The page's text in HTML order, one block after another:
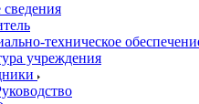
техническое
учреждения